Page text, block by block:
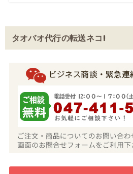
タオバオ代行の転送ネコ!